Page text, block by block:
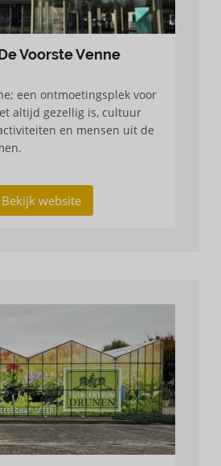
Voorste Venne
een ontmoetingsplek voor
altijd gezellig is, cultuur
en mensen uit de
Bekijk website